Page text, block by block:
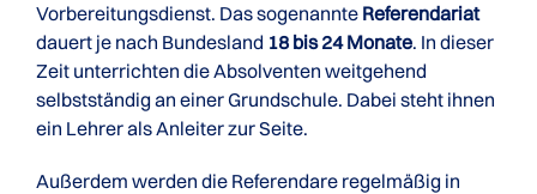
Vorbereitungsdienst. Das sogenannte Referendariat
dauert je nach Bundesland 18 bis 24 Monate. In dieser
Zeit unterrichten die Absolventen weitgehend
selbstständig an einer Grundschule. Dabei steht ihnen
ein Lehrer als Anleiter zur Seite.
Außerdem werden die Referendare regelmäßig in